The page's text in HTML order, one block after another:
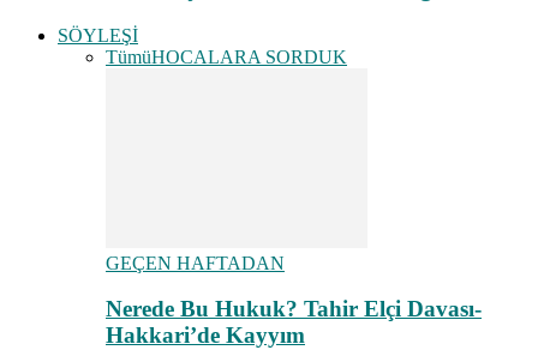
SÖYLEŞİ
TümüHOCALARA SORDUK
GEÇEN HAFTADAN
Nerede Bu Hukuk? Tahir Elçi Davası-
Hakkari’de Kayyım